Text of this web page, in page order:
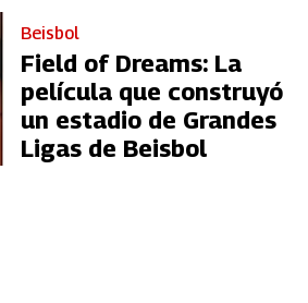
Beisbol
Field of Dreams: La
película que construyó
un estadio de Grandes
Ligas de Beisbol